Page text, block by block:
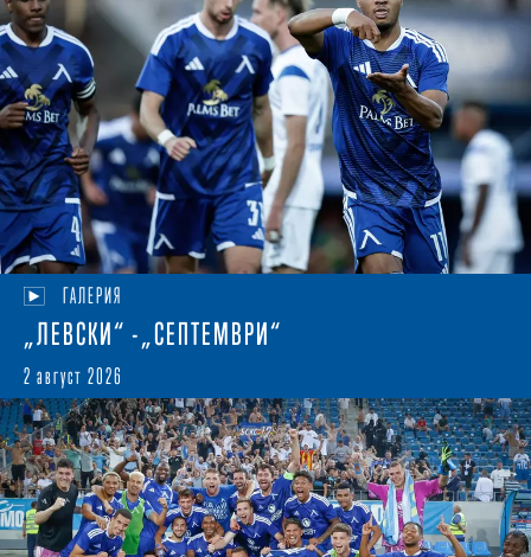
ГАЛЕРИЯ
„ЛЕВСКИ“ -„СЕПТЕМВРИ“
2 август 2026